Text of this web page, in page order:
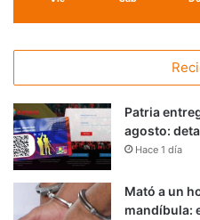
Patria
agosto:
Hace 1 día
Mató a un
mandíbula: